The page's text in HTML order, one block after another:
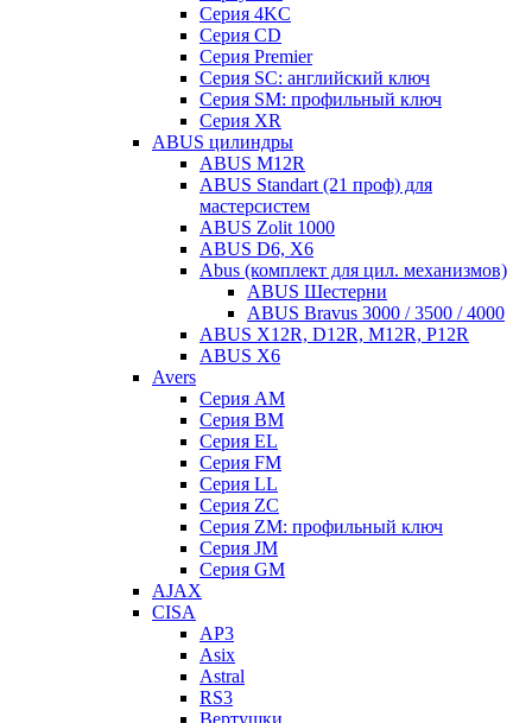
Серия 4KC
Серия CD
Серия Premier
Серия SC: английский ключ
Серия SM: профильный ключ
Серия XR
ABUS цилиндры
ABUS M12R
ABUS Standart (21 проф) для
мастерсистем
ABUS Zolit 1000
ABUS D6, X6
Abus (комплект для цил. механизмов)
ABUS Шестерни
ABUS Bravus 3000 / 3500 / 4000
ABUS X12R, D12R, M12R, P12R
ABUS X6
Avers
Серия AM
Серия BM
Серия EL
Серия FM
Серия LL
Серия ZC
Серия ZM: профильный ключ
Серия JM
Серия GM
AJAX
CISA
AP3
Asix
Astral
RS3
Вертушки